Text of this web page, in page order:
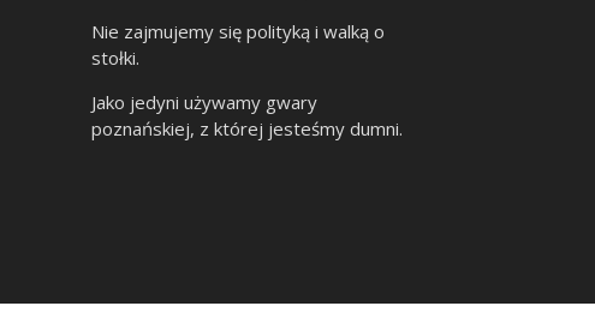
Nie zajmujemy się polityką i walką o
stołki.
Jako jedyni używamy gwary
poznańskiej, z której jesteśmy dumni.